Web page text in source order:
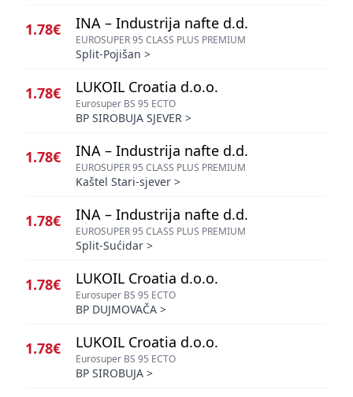
1.78€ INA – Industrija nafte d.d.
EUROSUPER 95 CLASS PLUS PREMIUM
Split-Pojišan >
1.78€ LUKOIL Croatia d.o.o.
Eurosuper BS 95 ECTO
BP SIROBUJA SJEVER >
1.78€ INA – Industrija nafte d.d.
EUROSUPER 95 CLASS PLUS PREMIUM
Kaštel Stari-sjever >
1.78€ INA – Industrija nafte d.d.
EUROSUPER 95 CLASS PLUS PREMIUM
Split-Sućidar >
1.78€ LUKOIL Croatia d.o.o.
Eurosuper BS 95 ECTO
BP DUJMOVAČA >
1.78€ LUKOIL Croatia d.o.o.
Eurosuper BS 95 ECTO
BP SIROBUJA >